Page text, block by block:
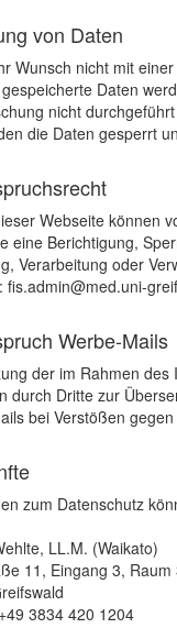
von Daten
Wunsch nicht mit
Daten
nicht
die Daten gesperrt
Webseite können
eine Berichtigung,
Verarbeitung oder
fis.admin@med.uni-
Werbe-Mails
der im Rahmen
durch Dritte zur
bei Verstößen
zum Datenschutz
LL.M. (Waikato)
11, Eingang 3, Raum
3834 420 1204